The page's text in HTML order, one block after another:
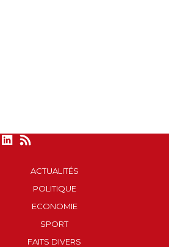
ACTUALITÉS
POLITIQUE
ECONOMIE
SPORT
FAITS DIVERS